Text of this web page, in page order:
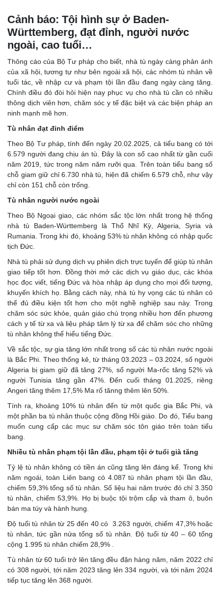
Cảnh báo: Tội hình sự ở Baden-
Württemberg, đạt đỉnh, người nước
ngoài, cao tuổi…
Thông cáo của Bộ Tư pháp cho biết, nhà tù ngày càng phản ánh
của xã hội, tương tự như bên ngoài xã hội, các nhóm tù nhân về
tuổi tác, về nhập cư và phạm tội lần đầu đang ngày càng tăng.
Chính điều đó đòi hỏi hiện nay phục vụ cho nhà tù cần có nhiều
thông dịch viên hơn, chăm sóc y tế đặc biệt và các biện pháp an
ninh mạnh mẽ hơn.
Tù nhân đạt đỉnh điểm
Theo Bộ Tư pháp, tính đến ngày 20.02.2025, cả tiểu bang có tới
6.579 người đang chịu án tù. Đây là con số cao nhất từ gần cuối
năm 2019, tức trong năm năm rưỡi qua. Trên toàn tiểu bang số
chỗ giam giữ chỉ 6.730 nhà tù, hiện đã chiếm 6.579 chỗ, như vậy
chỉ còn 151 chỗ còn trống.
Tù nhân người nước ngoài
Theo Bộ Ngoại giao, các nhóm sắc tộc lớn nhất trong hệ thống
nhà tù Baden-Württemberg là Thổ Nhĩ Kỳ, Algeria, Syria và
Rumania. Trong khi đó, khoảng 53% tù nhân không có nhập quốc
tịch Đức.
Nhà tù phải sử dụng dịch vụ phiên dịch trực tuyến để giúp tù nhân
giao tiếp tốt hơn. Đồng thời mở các dịch vụ giáo dục, các khóa
học đọc viết, tiếng Đức và hòa nhập áp dụng cho mọi đối tượng,
khuyến khích họ. Bằng cách này, nhà tù hy vọng các tù nhân có
thể đủ điều kiện tốt hơn cho một nghề nghiệp sau này. Trong
chăm sóc sức khỏe, quản giáo chú trọng nhiều hơn đến phương
cách y tế từ xa và liệu pháp tâm lý từ xa để chăm sóc cho những
tù nhân không thể hiểu tiếng Đức.
Về sắc tộc, sự gia tăng lớn nhất trong số các tù nhân nước ngoài
là Bắc Phi. Theo thống kê, từ tháng 03.2023 – 03.2024, số người
Algeria bị giam giữ đã tăng 27%, số người Ma-rốc tăng 52% và
người Tunisia tăng gần 47%. Đến cuối tháng 01.2025, riêng
Angeri tăng thêm 17,5% Ma rố tănng thêm lên 50%.
Tính ra, khoảng 10% tù nhân đến từ một quốc gia Bắc Phi, và
một phần ba tù nhân thuộc cộng đồng Hồi giáo. Do đó, Tiểu bang
muốn cung cấp các mục sư chăm sóc tôn giáo trên toàn tiểu
bang.
Nhiều tù nhân phạm tội lần đầu, phạm tội ở tuổi già tăng
Tỷ lệ tù nhân không có tiền án cũng tăng lên đáng kể. Trong khi
năm ngoái, toàn Liên bang có 4.087 tù nhân phạm tội lần đầu,
chiếm 59,3% tổng số tù nhân. Số liệu hai năm trước đó chỉ 3.350
tù nhân, chiếm 53,9%. Họ bị buộc tội trộm cắp và tham ô, buôn
bán ma túy và hành hung.
Độ tuổi tù nhân từ 25 đến 40 có 3.263 người, chiếm 47,3% hoặc
tù nhân, tức gần nửa tổng số tù nhân. Độ tuổi từ 40 – 60 tổng
cộng 1.995 tù nhân chiếm 28,9% .
Tù nhân từ 60 tuổi trở lên tăng đều đặn hàng năm, năm 2022 chỉ
có 308 người, tới năm 2023 tăng lên 334 người, và tới năm 2024
tiếp tục tăng lên 368 người.